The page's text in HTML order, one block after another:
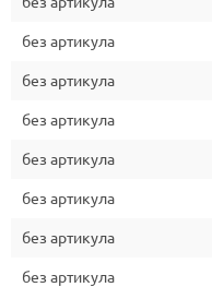
без артикула
без артикула
без артикула
без артикула
без артикула
без артикула
без артикула